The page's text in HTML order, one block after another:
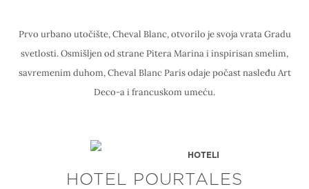
Prvo urbano utočište, Cheval Blanc, otvorilo je svoja vrata Gradu
svetlosti. Osmišljen od strane Pitera Marina i inspirisan smelim,
savremenim duhom, Cheval Blanc Paris odaje počast nasleđu Art
Deco-a i francuskom umeću.
HOTELI
HOTEL POURTALES